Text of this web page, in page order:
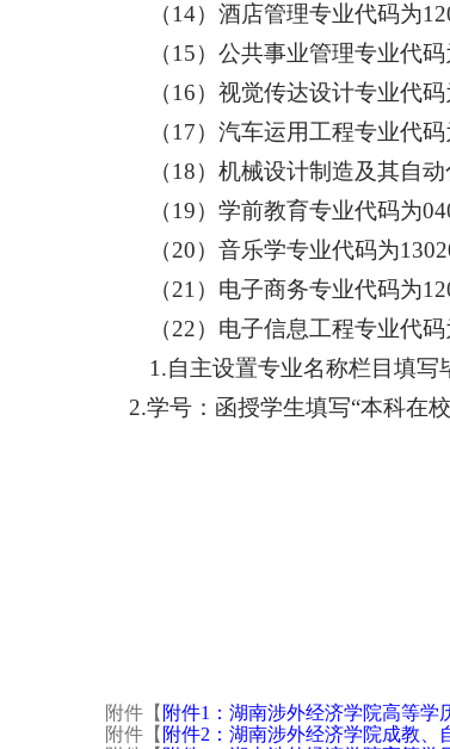
（14）酒店管理专业代码为
（15）公共事业管理专业代码
（16）视觉传达设计专业代码
（17）汽车运用工程专业代码
（18）机械设计制造及其自
（19）学前教育专业代码为
（20）音乐学专业代码为
（21）电子商务专业代码为
（22）电子信息工程专业代码
1.自主设置专业名称栏目填
2.学号：函授学生填写“本科在
附件【 附件1：湖南涉外经济学院高等学
附件【 附件2：湖南涉外经济学院成教、